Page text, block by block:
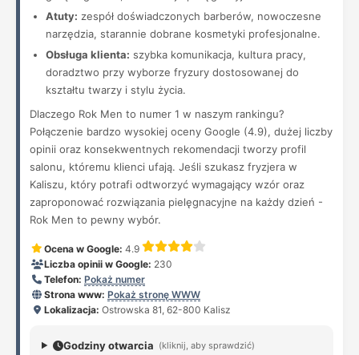
Atuty: zespół doświadczonych barberów, nowoczesne
narzędzia, starannie dobrane kosmetyki profesjonalne.
Obsługa klienta: szybka komunikacja, kultura pracy,
doradztwo przy wyborze fryzury dostosowanej do
kształtu twarzy i stylu życia.
Dlaczego Rok Men to numer 1 w naszym rankingu?
Połączenie bardzo wysokiej oceny Google (4.9), dużej liczby
opinii oraz konsekwentnych rekomendacji tworzy profil
salonu, któremu klienci ufają. Jeśli szukasz fryzjera w
Kaliszu, który potrafi odtworzyć wymagający wzór oraz
zaproponować rozwiązania pielęgnacyjne na każdy dzień -
Rok Men to pewny wybór.
Ocena w Google: 4.9
Liczba opinii w Google: 230
Telefon: Pokaż numer
Strona www: Pokaż stronę WWW
Lokalizacja: Ostrowska 81, 62-800 Kalisz
Godziny otwarcia (kliknij, aby sprawdzić)